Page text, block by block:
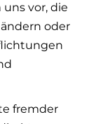
vor, die
oder
fremder